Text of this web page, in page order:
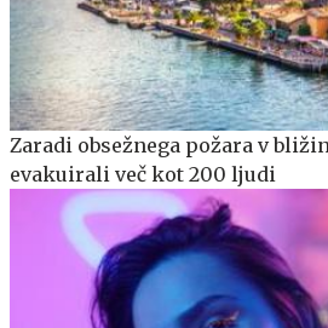
Zaradi obsežnega požara v
evakuirali več kot 200 ljudi